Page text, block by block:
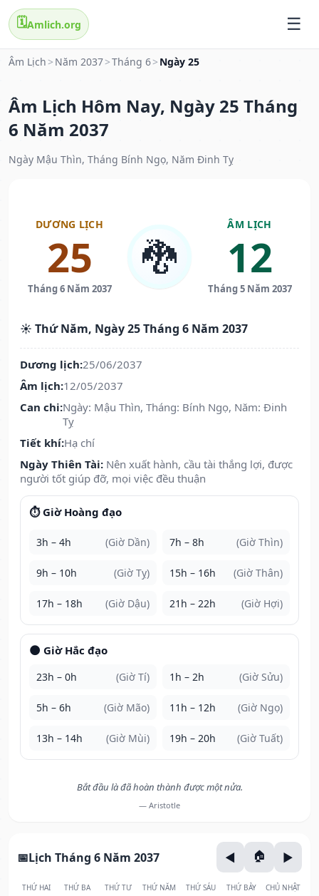
🗓️Amlich.org
Âm Lịch > Năm 2037>Tháng 6> Ngày 25
Âm Lịch Hôm Nay, Ngày 25 Tháng
6 Năm 2037
Ngày Mậu Thìn, Tháng Bính Ngọ, Năm Đinh Tỵ
DƯƠNG LỊCH
25
Tháng 6 Năm 2037
🐉
ÂM LỊCH
12
Tháng 5 Năm 2037
☀️ Thứ Năm, Ngày 25 Tháng 6 Năm 2037
Dương lịch:25/06/2037
Âm lịch:12/05/2037
Can chi:Ngày: Mậu Thìn, Tháng: Bính Ngọ, Năm: Đinh
Tỵ
Tiết khí:Hạ chí
Ngày Thiên Tài: Nên xuất hành, cầu tài thắng lợi, được
người tốt giúp đỡ, mọi việc đều thuận
⏱️ Giờ Hoàng đạo
3h – 4h (Giờ Dần) 7h – 8h (Giờ Thìn)
9h – 10h (Giờ Tỵ) 15h – 16h (Giờ Thân)
17h – 18h (Giờ Dậu) 21h – 22h (Giờ Hợi)
🌑 Giờ Hắc đạo
23h – 0h (Giờ Tí) 1h – 2h (Giờ Sửu)
5h – 6h (Giờ Mão) 11h – 12h (Giờ Ngọ)
13h – 14h (Giờ Mùi) 19h – 20h (Giờ Tuất)
Bắt đầu là đã hoàn thành được một nửa.
— Aristotle
Lịch Tháng 6 Năm 2037
THỨ HAI THỨ BA THỨ TƯ THỨ NĂM THỨ SÁU THỨ BẢY CHỦ NHẬT